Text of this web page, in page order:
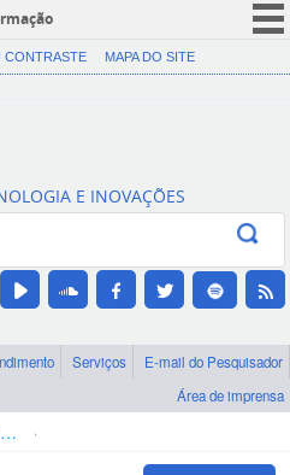
CORONAVÍRUS (COVID-19)
Canais
CONTRASTE MAPA DO SITE
E INOVAÇÕES
Serviços
E-mail do Pesquisador
Área de imprensa
Bolsas e Auxílios Vigentes